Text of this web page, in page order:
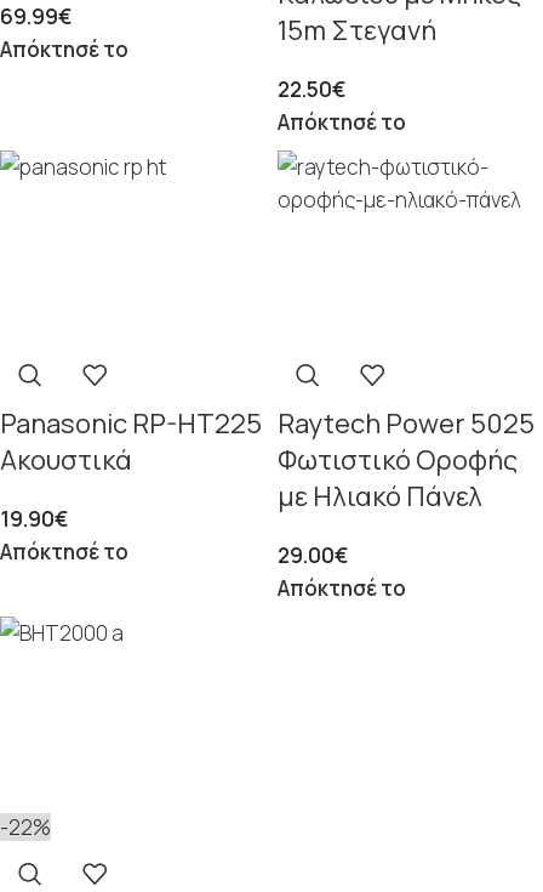
69.99€
Απόκτησέ το
15m Στεγανή
22.50€
Απόκτησέ το
Panasonic RP-HT225
Ακουστικά
19.90€
Απόκτησέ το
Raytech Power 5025
Φωτιστικό Οροφής
με Ηλιακό Πάνελ
29.00€
Απόκτησέ το
-22%